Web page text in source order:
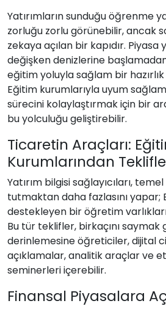
Yatırımların sunduğu öğrenme
zorluğu zorlu görünebilir, ancak
zekaya açılan bir kapıdır. Piyasa
değişken denizlerine
eğitim yoluyla sağlam bir
Eğitim kurumlarıyla uyum
sürecini kolaylaştırmak için bir
bu yolculuğu geliştirebilir.
Ticaretin Araçları:
Kurumlarından
Yatırım bilgisi sağlayıcıları,
tutmaktan daha fazlasını yapar;
destekleyen bir öğretim
Bu tür teklifler, birkaçını saymak
derinlemesine öğreticiler, dijital
açıklamalar, analitik araçlar ve
seminerleri içerebilir.
Finansal Piyasalara